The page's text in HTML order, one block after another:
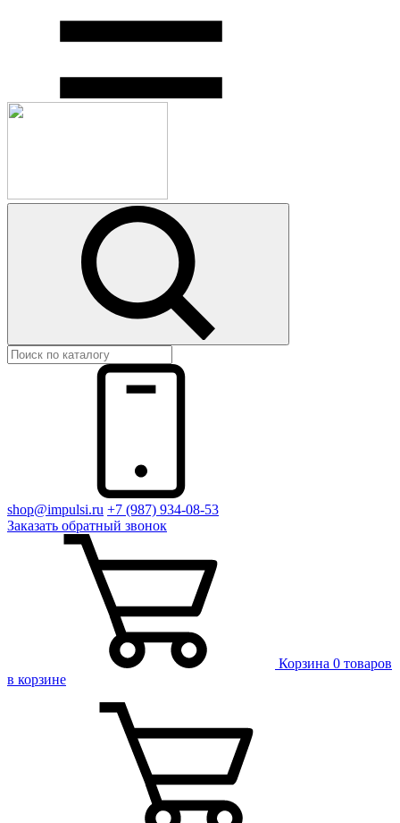
shop@impulsi.ru +7 (987) 934-08-53
Заказать обратный звонок
Корзина 0 товаров
в корзине